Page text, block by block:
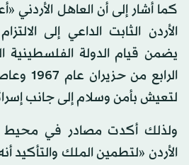
كما أشار إلى أن العاهل الأردني
الأردن الثابت الداعي إلى
يضمن قيام الدولة
الرابع
لتعيش بأمن وسلام إلى جانب
ولذلك أكدت مصادر في محيط
الأردن «لتطمين الملك والتأكيد